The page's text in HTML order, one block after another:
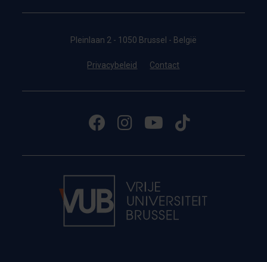
Pleinlaan 2 - 1050 Brussel - België
Privacybeleid Contact